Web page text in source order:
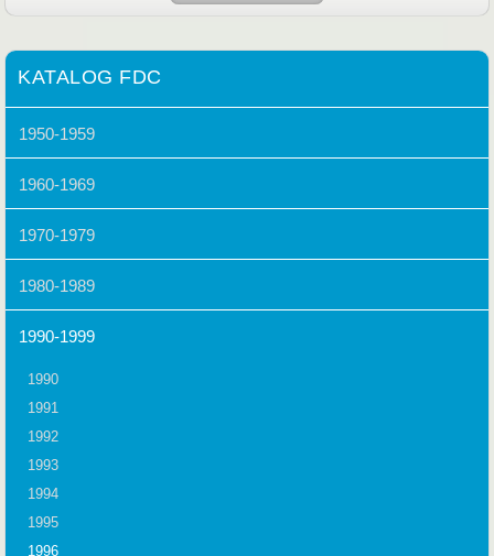
KATALOG FDC
1950-1959
1960-1969
1970-1979
1980-1989
1990-1999
1990
1991
1992
1993
1994
1995
1996